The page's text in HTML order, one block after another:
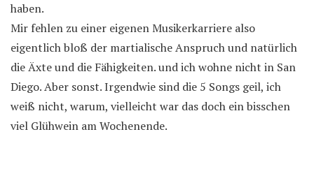
haben.
Mir fehlen zu einer eigenen Musikerkarriere also
eigentlich bloß der martialische Anspruch und natürlich
die Äxte und die Fähigkeiten. und ich wohne nicht in San
Diego. Aber sonst. Irgendwie sind die 5 Songs geil, ich
weiß nicht, warum, vielleicht war das doch ein bisschen
viel Glühwein am Wochenende.